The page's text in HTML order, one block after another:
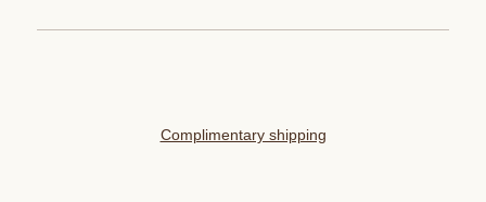
Complimentary shipping